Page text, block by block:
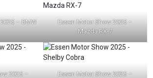
– BMW
Essen Motor Show 2025 –
Mazda RX-7
2025 –
Essen Motor Show 2025 –